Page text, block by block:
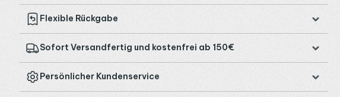
Flexible Rückgabe
Sofort Versandfertig und kostenfrei ab 150€
Persönlicher Kundenservice